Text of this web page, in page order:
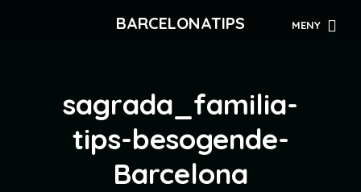
BARCELONATIPS MENY
sagrada_familia-
tips-besogende-
Barcelona